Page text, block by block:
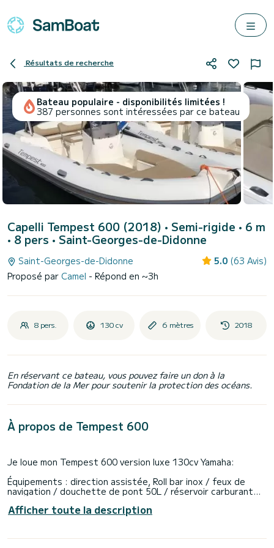
Résultats de recherche
Bateau populaire - disponibilités limitées !
387 personnes sont intéressées par ce bateau
Capelli Tempest 600 (2018) • Semi-rigide • 6 m
• 8 pers • Saint-Georges-de-Didonne
Saint-Georges-de-Didonne 5.0 (63 Avis)
Proposé par Camel - Répond en ~3h
8 pers. 130 cv 6 mètres 2018
En réservant ce bateau, vous pouvez faire un don à la
Fondation de la Mer pour soutenir la protection des océans.
À propos de Tempest 600
Je loue mon Tempest 600 version luxe 130cv Yamaha:
Équipements : direction assistée, Roll bar inox / feux de
navigation / douchette de pont 50L / réservoir carburant
PERMIS MER/COTIER OBLIGATOIRE
Afficher toute la description